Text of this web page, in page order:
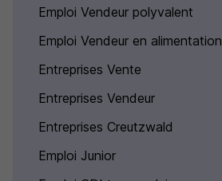
Emploi Vendeur polyvalent
Emploi Vendeur en alimentation
Entreprises Vente
Entreprises Vendeur
Entreprises Creutzwald
Emploi Junior